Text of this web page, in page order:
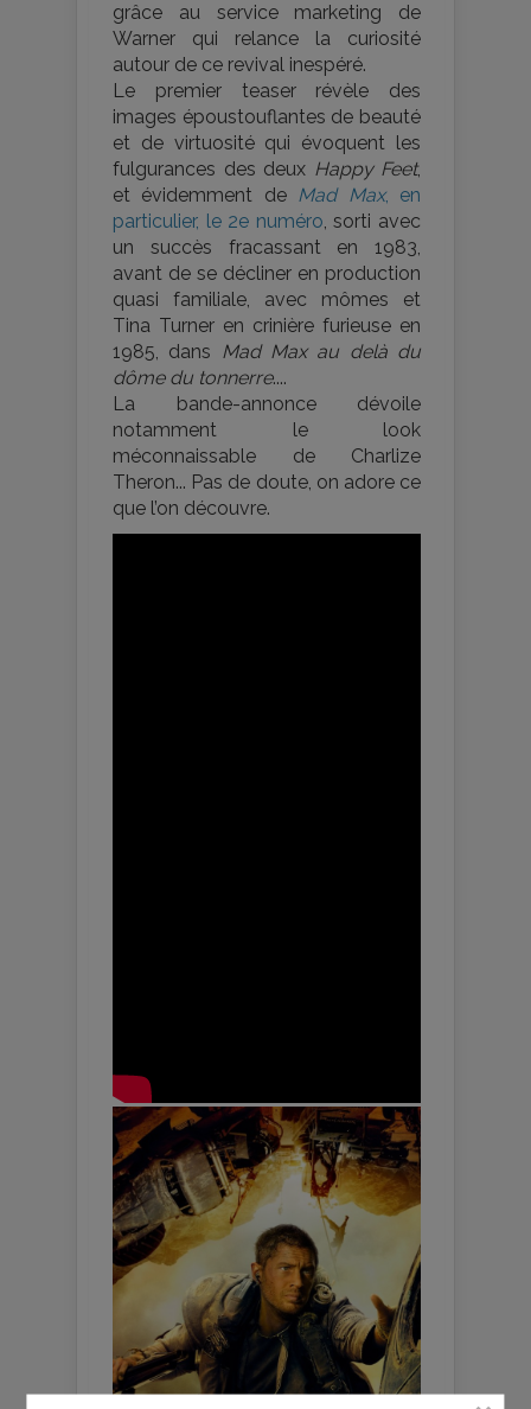
grâce au service marketing de
Warner qui relance la curiosité
autour de ce revival inespéré.
Le premier teaser révèle des
images époustouflantes de beauté
et de virtuosité qui évoquent les
fulgurances des deux Happy Feet,
et évidemment de Mad Max, en
particulier, le 2e numéro, sorti avec
un succès fracassant en 1983,
avant de se décliner en production
quasi familiale, avec mômes et
Tina Turner en crinière furieuse en
1985, dans Mad Max au delà du
dôme du tonnerre....
La bande-annonce dévoile
notamment le look
méconnaissable de Charlize
Theron... Pas de doute, on adore ce
que l’on découvre.